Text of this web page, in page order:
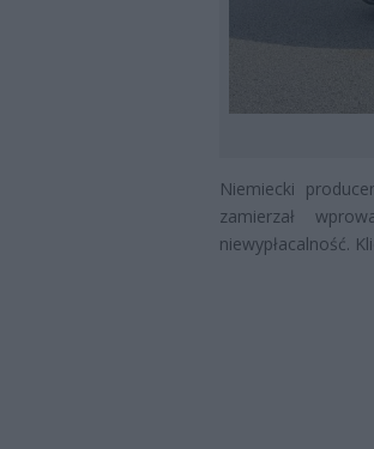
Niemiecki
zamierzał
niewypłacalność.